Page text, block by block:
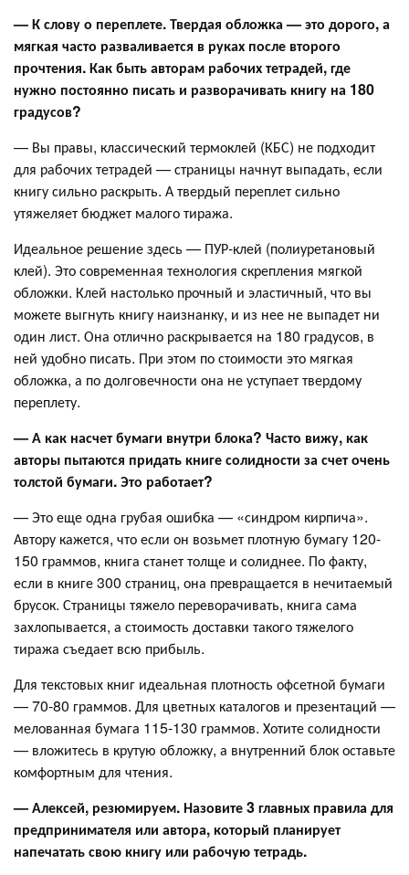
— К слову о переплете. Твердая обложка — это дорого, а
мягкая часто разваливается в руках после второго
прочтения. Как быть авторам рабочих тетрадей, где
нужно постоянно писать и разворачивать книгу на 180
градусов?
— Вы правы, классический термоклей (КБС) не подходит
для рабочих тетрадей — страницы начнут выпадать, если
книгу сильно раскрыть. А твердый переплет сильно
утяжеляет бюджет малого тиража.
Идеальное решение здесь — ПУР-клей (полиуретановый
клей). Это современная технология скрепления мягкой
обложки. Клей настолько прочный и эластичный, что вы
можете выгнуть книгу наизнанку, и из нее не выпадет ни
один лист. Она отлично раскрывается на 180 градусов, в
ней удобно писать. При этом по стоимости это мягкая
обложка, а по долговечности она не уступает твердому
переплету.
— А как насчет бумаги внутри блока? Часто вижу, как
авторы пытаются придать книге солидности за счет очень
толстой бумаги. Это работает?
— Это еще одна грубая ошибка — «синдром кирпича».
Автору кажется, что если он возьмет плотную бумагу 120-
150 граммов, книга станет толще и солиднее. По факту,
если в книге 300 страниц, она превращается в нечитаемый
брусок. Страницы тяжело переворачивать, книга сама
захлопывается, а стоимость доставки такого тяжелого
тиража съедает всю прибыль.
Для текстовых книг идеальная плотность офсетной бумаги
— 70-80 граммов. Для цветных каталогов и презентаций —
мелованная бумага 115-130 граммов. Хотите солидности
— вложитесь в крутую обложку, а внутренний блок оставьте
комфортным для чтения.
— Алексей, резюмируем. Назовите 3 главных правила для
предпринимателя или автора, который планирует
напечатать свою книгу или рабочую тетрадь.